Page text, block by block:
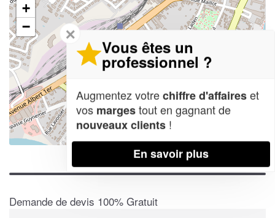
+
−
Leaflet| Map data ©OpenStreetMap contributors,CC-BY-SA
Demande de devis 100% Gratuit
✕
Vous êtes un
professionnel ?
Augmentez votrechiffre d'affaireset
vos margestout en gagnant de
nouveaux clients !
En savoir plus